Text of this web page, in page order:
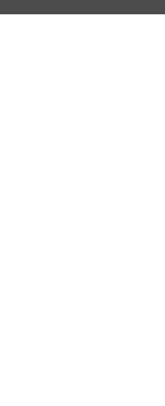
**提醒您，鑑賞期